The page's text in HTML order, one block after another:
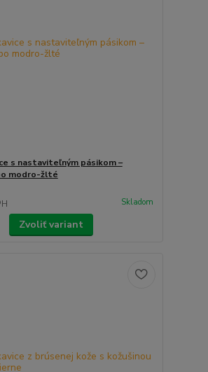
s nastaviteľným pásikom –
modro-žlté
Skladom
Zvoliť variant